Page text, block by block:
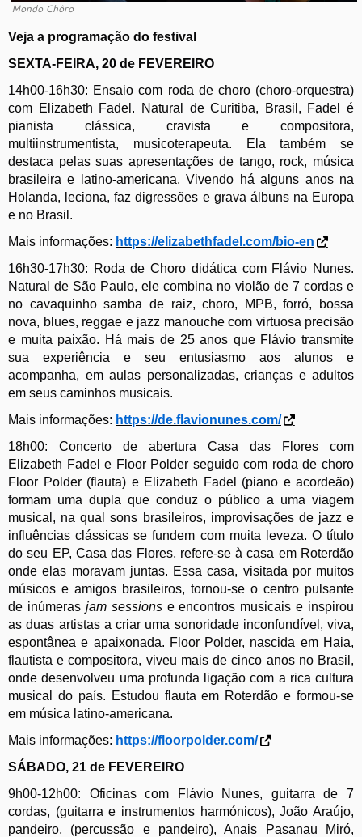
Mondo Chôro
Veja a programação do festival
SEXTA-FEIRA, 20 de FEVEREIRO
14h00-16h30: Ensaio com roda de choro (choro-orquestra)
com Elizabeth Fadel.
Natural de Curitiba, Brasil, Fadel é
pianista clássica, cravista e compositora,
multiinstrumentista, musicoterapeuta.
Ela também se
destaca pelas suas apresentações de tango, rock, música
brasileira e latino-americana.Vivendo há alguns anos na
Holanda, leciona, faz digressões e grava álbuns na Europa
e no Brasil.
Mais informações: https://elizabethfadel.com/bio-en
16h30-17h30: Roda de Choro didática com Flávio Nunes.
Natural de São Paulo, ele combina no violão de 7 cordas e
no cavaquinho samba de raiz, choro, MPB, forró, bossa
nova, blues, reggae e jazz manouche com virtuosa precisão
e muita paixão. Há mais de 25 anos que Flávio transmite
sua experiência e seu entusiasmo aos alunos e
acompanha, em aulas personalizadas, crianças e adultos
em seus caminhos musicais.
Mais informações: https://de.flavionunes.com/
18h00: Concerto de abertura Casa das Flores com
Elizabeth Fadel e Floor Polder seguido com roda de choro
Floor Polder (flauta) e Elizabeth Fadel (piano e acordeão)
formam uma dupla que conduz o público a uma viagem
musical, na qual sons brasileiros, improvisações de jazz e
influências clássicas se fundem com muita leveza. O título
do seu EP, Casa das Flores, refere-se à casa em Roterdão
onde elas moravam juntas. Essa casa, visitada por muitos
músicos e amigos brasileiros, tornou-se o centro pulsante
de inúmeras jam sessionse encontros musicais e inspirou
as duas artistas a criar uma sonoridade inconfundível, viva,
espontânea e apaixonada. Floor Polder, nascida em Haia,
flautista e compositora, viveu mais de cinco anos no Brasil,
onde desenvolveu uma profunda ligação com a rica cultura
musical do país. Estudou flauta em Roterdão e formou-se
em música latino-americana.
Mais informações: https://floorpolder.com/
SÁBADO, 21 de FEVEREIRO
9h00-12h00: Oficinas com Flávio Nunes, guitarra de 7
cordas, (guitarra e instrumentos harmónicos), João Araújo,
pandeiro, (percussão e pandeiro), Anais Pasanau Miró,